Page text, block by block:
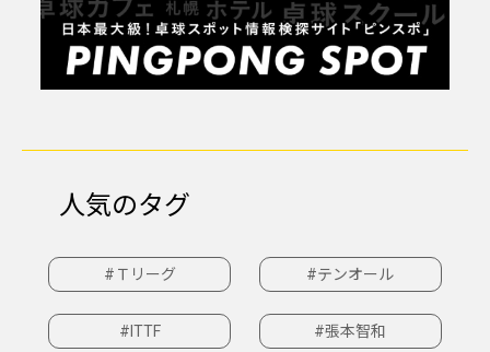
人気のタグ
#Ｔリーグ #テンオール
#ITTF #張本智和